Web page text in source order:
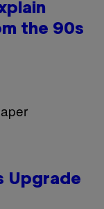
the 90s
Upgrade